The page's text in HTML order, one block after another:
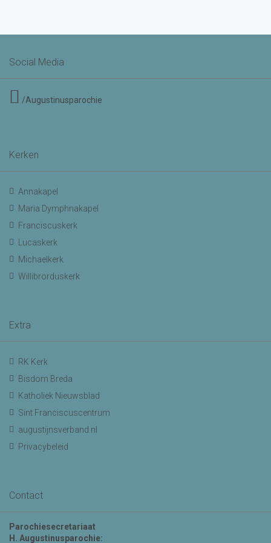
Social Media
/Augustinusparochie
Kerken
Annakapel
Maria Dymphnakapel
Franciscuskerk
Lucaskerk
Michaelkerk
Willibrorduskerk
Extra
RK Kerk
Bisdom Breda
Katholiek Nieuwsblad
Sint Franciscuscentrum
augustijnsverband.nl
Privacybeleid
Contact
Parochiesecretariaat
H. Augustinusparochie: